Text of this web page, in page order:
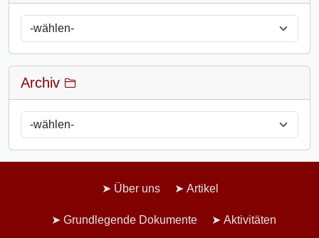
Archiv
Über uns Artikel
Grundlegende Dokumente Aktivitäten